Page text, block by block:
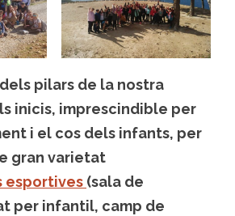
dels pilars de la nostra
inicis, imprescindible per
i el cos dels infants, per
gran varietat
esportives (sala de
per infantil, camp de